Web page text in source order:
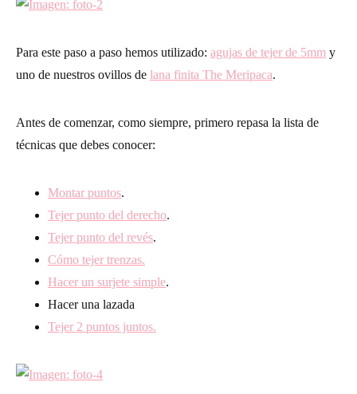
Para este paso a paso hemos utilizado: agujas de tejer de 5mm y
uno de nuestros ovillos de lana finita The Meripaca.
Antes de comenzar, como siempre, primero repasa la lista de
técnicas que debes conocer:
Montar puntos.
Tejer punto del derecho.
Tejer punto del revés.
Cómo tejer trenzas.
Hacer un surjete simple.
Hacer una lazada
Tejer 2 puntos juntos.